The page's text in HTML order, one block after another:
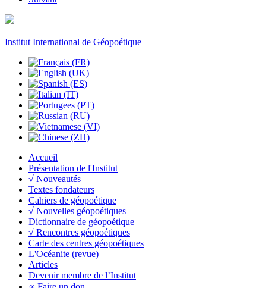
Institut International de Géopoétique
Accueil
Présentation de l'Institut
√ Nouveautés
Textes fondateurs
Cahiers de géopoétique
√ Nouvelles géopoétiques
Dictionnaire de géopoétique
√ Rencontres géopoétiques
Carte des centres géopoétiques
L'Océanite (revue)
Articles
Devenir membre de l’Institut